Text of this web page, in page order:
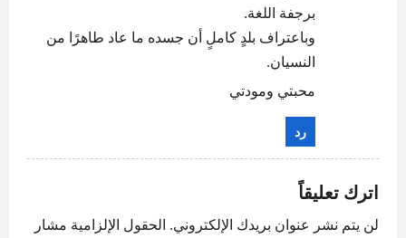
برجفة اللغة.
وباعتراف بلدٍ كاملٍ أن جسده ما عاد طاهرًا من
النسيان.
محبتي ومودتي
رد
اترك تعليقاً
لن يتم نشر عنوان بريدك الإلكتروني. الحقول الإلزامية مشار